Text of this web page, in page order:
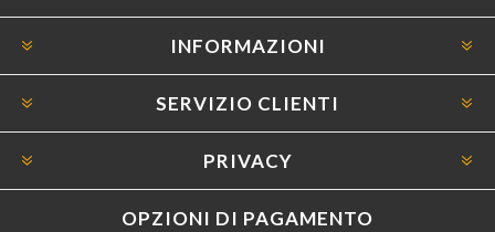
INFORMAZIONI
SERVIZIO CLIENTI
PRIVACY
OPZIONI DI PAGAMENTO